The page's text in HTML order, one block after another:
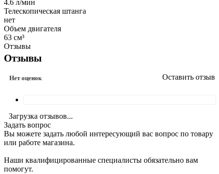
4.6 л/мин
Телескопическая штанга
нет
Объем двигателя
63 см³
Отзывы
Отзывы
Нет оценок Оставить отзыв
Загрузка отзывов...
Задать вопрос
Вы можете задать любой интересующий вас вопрос по товару
или работе магазина.
Наши квалифицированные специалисты обязательно вам
помогут.